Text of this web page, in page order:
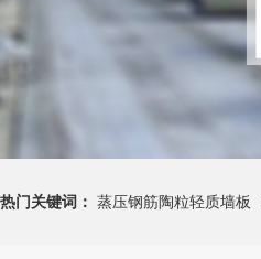
热门关键词： 蒸压钢筋陶粒轻质墙板